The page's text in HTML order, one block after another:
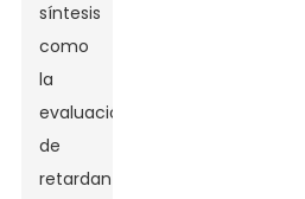
síntesis
como
la
evaluación
de
retardantes